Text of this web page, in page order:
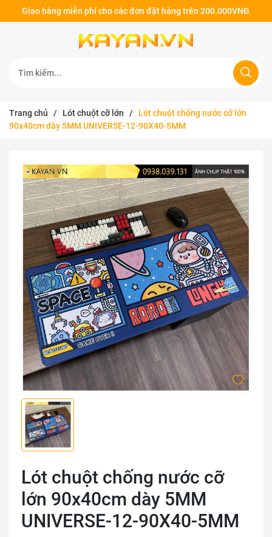
Giao hàng miễn phí cho các đơn đặt hàng trên 200.000VNĐ.
Trang chủ / Lót chuột cỡ lớn /
Lót chuột chống nước cỡ lớn
90x40cm dày 5MM UNIVERSE-12-90X40-5MM
Lót chuột chống nước cỡ
lớn 90x40cm dày 5MM
UNIVERSE-12-90X40-5MM